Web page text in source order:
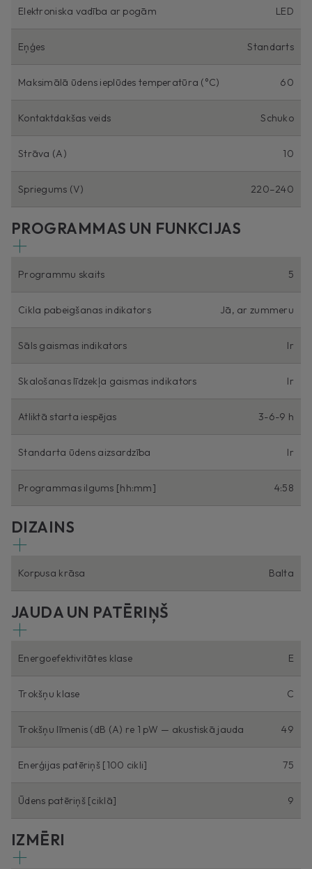
Elektroniska vadība ar pogām LED
Eņģes Standarts
Maksimālā ūdens ieplūdes temperatūra (°C) 60
Kontaktdakšas veids Schuko
Strāva (A) 10
Spriegums (V) 220–240
PROGRAMMAS UN FUNKCIJAS
Programmu skaits 5
Cikla pabeigšanas indikators Jā, ar zummeru
Sāls gaismas indikators Ir
Skalošanas līdzekļa gaismas indikators Ir
Atliktā starta iespējas 3-6-9 h
Standarta ūdens aizsardzība Ir
Programmas ilgums [hh:mm] 4:58
DIZAINS
Korpusa krāsa Balta
JAUDA UN PATĒRIŅŠ
Energoefektivitātes klase E
Trokšņu klase C
Trokšņu līmenis (dB (A) re 1 pW — akustiskā jauda 49
Enerģijas patēriņš [100 cikli] 75
Ūdens patēriņš [ciklā] 9
IZMĒRI